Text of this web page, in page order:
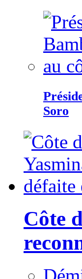
Soro
Côte